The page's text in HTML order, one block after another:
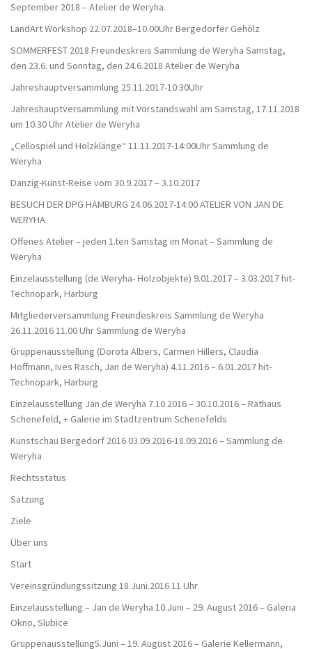
September 2018 – Atelier de Weryha.
LandArt Workshop 22.07.2018–10.00Uhr Bergedorfer Gehölz
SOMMERFEST 2018 Freundeskreis Sammlung de Weryha Samstag,
den 23.6. und Sonntag, den 24.6.2018 Atelier de Weryha
Jahreshauptversammlung 25.11.2017-10:30Uhr
Jahreshauptversammlung mit Vorstandswahl am Samstag, 17.11.2018
um 10.30 Uhr Atelier de Weryha
„Cellospiel und Holzklänge“ 11.11.2017-14:00Uhr Sammlung de
Weryha
Danzig-Kunst-Reise vom 30.9.2017 – 3.10.2017
BESUCH DER DPG HAMBURG 24.06.2017-14:00 ATELIER VON JAN DE
WERYHA
Offenes Atelier – jeden 1.ten Samstag im Monat – Sammlung de
Weryha
Einzelausstellung (de Weryha- Holzobjekte) 9.01.2017 – 3.03.2017 hit-
Technopark, Harburg
Mitgliederversammlung Freundeskreis Sammlung de Weryha
26.11.2016 11.00 Uhr Sammlung de Weryha
Gruppenausstellung (Dorota Albers, Carmen Hillers, Claudia
Hoffmann, Ives Rasch, Jan de Weryha) 4.11.2016 – 6.01.2017 hit-
Technopark, Harburg
Einzelausstellung Jan de Weryha 7.10.2016 – 30.10.2016 – Rathaus
Schenefeld, + Galerie im Stadtzentrum Schenefelds
Kunstschau Bergedorf 2016 03.09.2016-18.09.2016 – Sammlung de
Weryha
Rechtsstatus
Satzung
Ziele
Über uns
Start
Vereinsgründungssitzung 18.Juni.2016 11 Uhr
Einzelausstellung – Jan de Weryha 10.Juni – 29. August 2016 – Galeria
Okno, Slubice
Gruppenausstellung5.Juni – 19. August 2016 – Galerie Kellermann,